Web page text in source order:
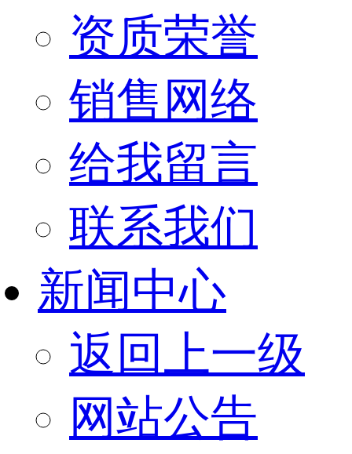
资质荣誉
销售网络
给我留言
联系我们
新闻中心
返回上一级
网站公告